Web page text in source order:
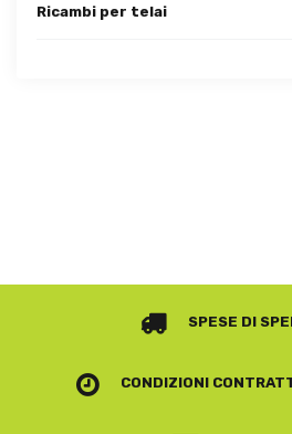
Ricambi per telai
SPESE DI
CONDIZIONI